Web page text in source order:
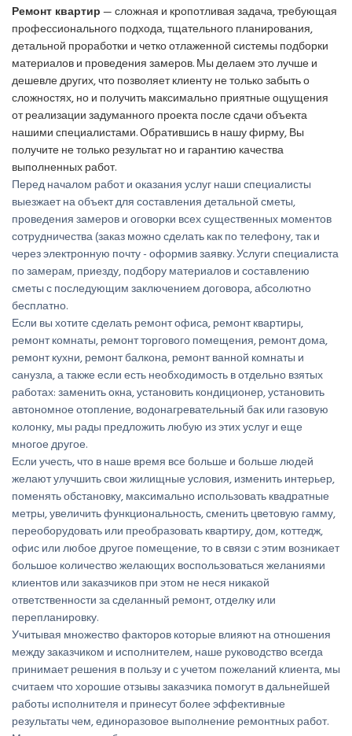
Ремонт квартир— сложная и кропотливая задача, требующая
профессионального подхода, тщательного планирования,
детальной проработки и четко отлаженной системы подборки
материалов и проведения замеров. Мы делаем это лучше и
дешевле других, что позволяет клиенту не только забыть о
сложностях, но и получить максимально приятные ощущения
от реализации задуманного проекта после сдачи объекта
нашими специалистами. Обратившись в нашу фирму, Вы
получите не только результат но и гарантию качества
выполненных работ.
Перед началом работ и оказания услуг наши специалисты
выезжает на объект для составления детальной сметы,
проведения замеров и оговорки всех существенных моментов
сотрудничества (заказ можно сделать как по телефону, так и
через электронную почту - оформив заявку. Услуги специалиста
по замерам, приезду, подбору материалов и составлению
сметы с последующим заключением договора, абсолютно
бесплатно.
Если вы хотите сделать ремонт офиса, ремонт квартиры,
ремонт комнаты, ремонт торгового помещения, ремонт дома,
ремонт кухни, ремонт балкона, ремонт ванной комнаты и
санузла, а также если есть необходимость в отдельно взятых
работах: заменить окна, установить кондиционер, установить
автономное отопление, водонагревательный бак или газовую
колонку, мы рады предложить любую из этих услуг и еще
многое другое.
Если учесть, что в наше время все больше и больше людей
желают улучшить свои жилищные условия, изменить интерьер,
поменять обстановку, максимально использовать квадратные
метры, увеличить функциональность, сменить цветовую гамму,
переоборудовать или преобразовать квартиру, дом, коттедж,
офис или любое другое помещение, то в связи с этим возникает
большое количество желающих воспользоваться желаниями
клиентов или заказчиков при этом не неся никакой
ответственности за сделанный ремонт, отделку или
перепланировку.
Учитывая множество факторов которые влияют на отношения
между заказчиком и исполнителем, наше руководство всегда
принимает решения в пользу и с учетом пожеланий клиента, мы
считаем что хорошие отзывы заказчика помогут в дальнейшей
работы исполнителя и принесут более эффективные
результаты чем, единоразовое выполнение ремонтных работ.